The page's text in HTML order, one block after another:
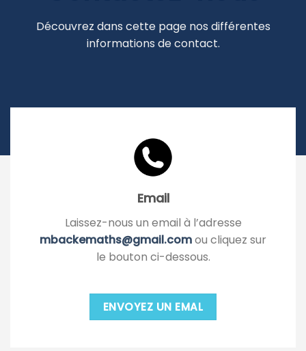
Découvrez dans cette page nos différentes
informations de contact.
Email
Laissez-nous un email à l’adresse
mbackemaths@gmail.comou cliquez sur
le bouton ci-dessous.
ENVOYEZ UN EMAL